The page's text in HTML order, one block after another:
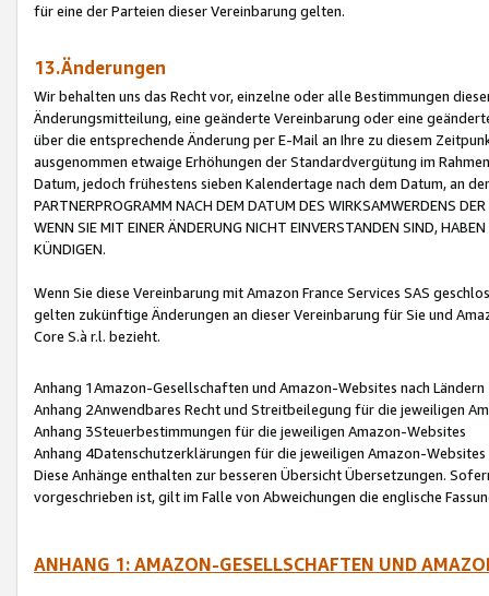
für eine der Parteien dieser Vereinbarung gelten.
13.Änderungen
Wir behalten uns das Recht vor, einzelne oder alle Bestimmungen
Änderungsmitteilung, eine geänderte Vereinbarung oder eine
über die entsprechende Änderung per E-Mail an Ihre zu diesem
ausgenommen etwaige Erhöhungen der Standardvergütung im
Datum, jedoch frühestens sieben Kalendertage nach dem Datum, an
PARTNERPROGRAMM NACH DEM DATUM DES WIRKSAMWERDENS
WENN SIE MIT EINER ÄNDERUNG NICHT EINVERSTANDEN SIND,
KÜNDIGEN.
Wenn Sie diese Vereinbarung mit Amazon France Services SAS
gelten zukünftige Änderungen an dieser Vereinbarung für Sie und
Core S.à r.l. bezieht.
Anhang 1Amazon-Gesellschaften und Amazon-Websites nach Ländern
Anhang 2Anwendbares Recht und Streitbeilegung für die jeweiligen
Anhang 3Steuerbestimmungen für die jeweiligen Amazon-Websites
Anhang 4Datenschutzerklärungen für die jeweiligen Amazon-Websites
Diese Anhänge enthalten zur besseren Übersicht Übersetzungen.
vorgeschrieben ist, gilt im Falle von Abweichungen die englische
ANHANG 1: AMAZON-GESELLSCHAFTEN UND